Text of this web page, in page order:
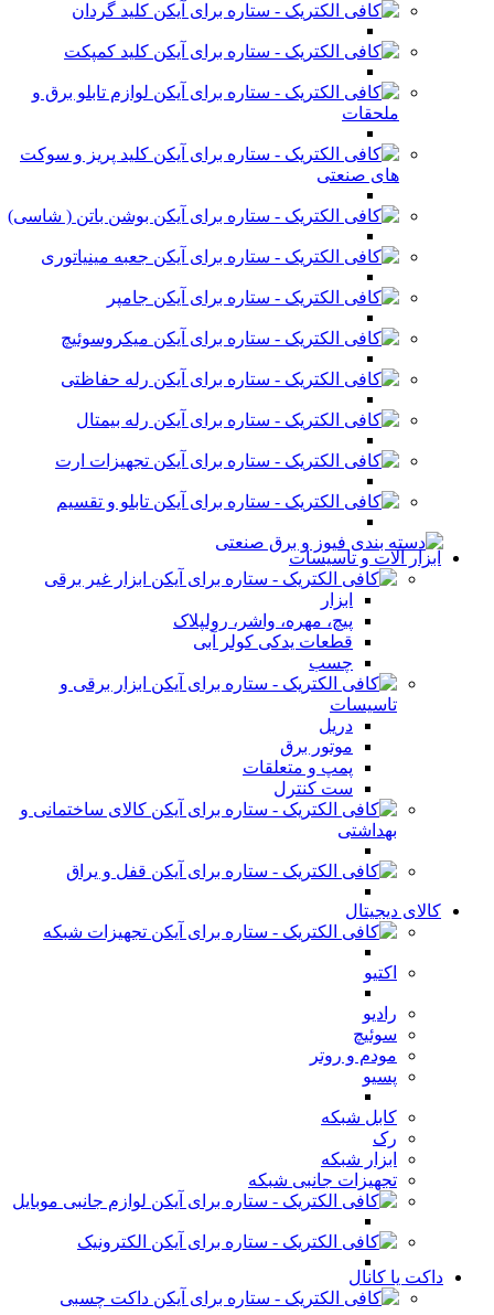
کلید گردان
کلید کمپکت
لوازم تابلو برق و
ملحقات
کلید پریز و سوکت
های صنعتی
بوشن باتن ( شاسی)
جعبه مینیاتوری
جامپر
میکروسوئیچ
رله حفاظتی
رله بیمتال
تجهیزات ارت
تابلو و تقسیم
ابزار آلات و تاسیسات
ابزار غیر برقی
ابزار
پیچ، مهره، واشر، رولپلاک
قطعات یدکی کولر آبی
چسب
ابزار برقی و
تاسیسات
دریل
موتور برق
پمپ و متعلقات
ست کنترل
کالای ساختمانی و
بهداشتی
قفل و یراق
کالای دیجیتال
تجهیزات شبکه
اکتیو
رادیو
سوئیچ
مودم و روتر
پسیو
کابل شبکه
رک
ابزار شبکه
تجهیزات جانبی شبکه
لوازم جانبی موبایل
الکترونیک
داکت یا کانال
داکت چسبی